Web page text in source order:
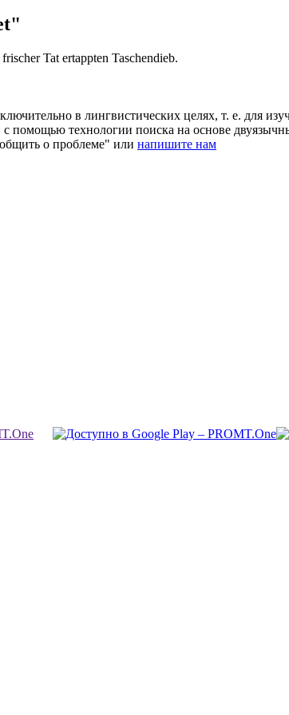
Tat ertappten Taschendieb.
в лингвистических целях, т. е. для
с помощью технологии поиска на основе
о проблеме" или напишите нам